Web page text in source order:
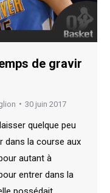
de gravir
30 juin 2017
quelque peu
dans la course aux
autant à
entrer dans la